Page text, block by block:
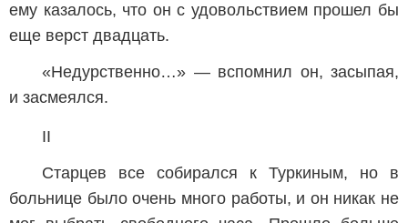
ему казалось, что он с удовольствием прошел бы
еще верст двадцать.
«Недурственно…» — вспомнил он, засыпая,
и засмеялся.
II
Старцев все собирался к Туркиным, но в
больнице было очень много работы, и он никак не